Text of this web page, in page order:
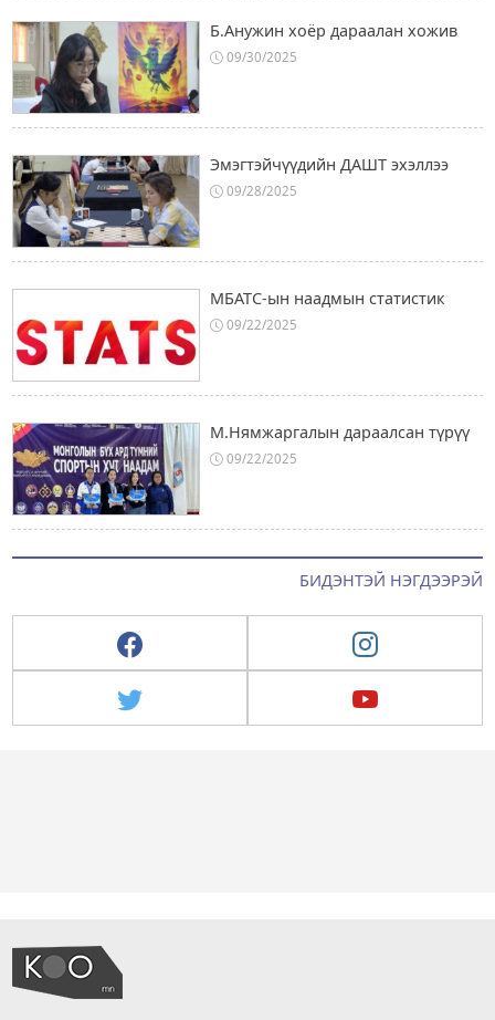
Б.Анужин хоёр дараалан хожив
09/30/2025
Эмэгтэйчүүдийн ДАШТ эхэллээ
09/28/2025
МБАТС-ын наадмын статистик
09/22/2025
М.Нямжаргалын дараалсан түрүү
09/22/2025
БИДЭНТЭЙ НЭГДЭЭРЭЙ